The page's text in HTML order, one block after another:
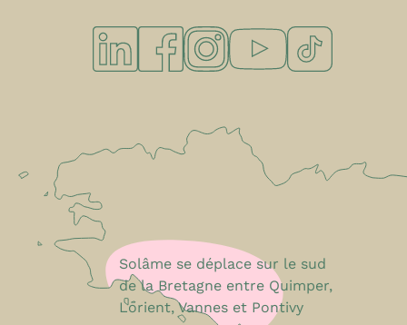
Solâme se déplace sur le sud
de la Bretagne entre Quimper,
Lorient, Vannes et Pontivy